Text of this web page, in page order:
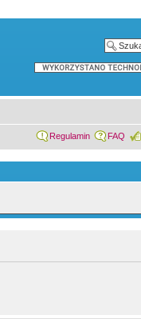
Regulamin FAQ